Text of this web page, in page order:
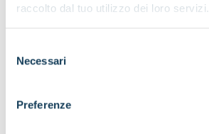
raccolto dal tuo utilizzo dei loro servizi.
Necessari
Preferenze
E-mail:stein.andre.larner@com4.no
Amina Kristensen, CMO